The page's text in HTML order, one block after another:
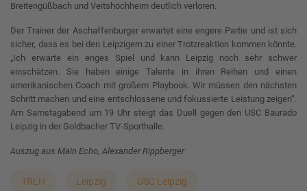
Breitengüßbach und Veitshöchheim deutlich verloren.
Der Trainer der Aschaffenburger erwartet eine engere Partie und ist sich
sicher, dass es bei den Leipzigern zu einer Trotzreaktion kommen könnte.
„Ich erwarte ein enges Spiel und kann Leipzig noch sehr schwer
einschätzen. Sie haben einige Talente in ihren Reihen und einen
amerikanischen Coach mit großem Playbook. Wir müssen den nächsten
Schritt machen und eine entschlossene und fokussierte Leistung zeigen“.
Am Samstagabend um 19 Uhr steigt das Duell gegen den USC Baurado
Leipzig in der Goldbacher TV-Sporthalle.
Auszug aus Main Echo, Alexander Rippberger
1RLH Leipzig USC Leipzig